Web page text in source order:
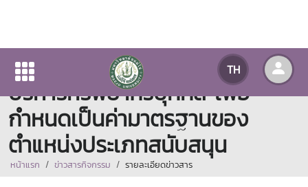
TH
งานสภาพนักงาน ร่วมหารือกอง
บริหารทรัพยากรบุคคล เพื่อ
กำหนดเป็นค่ามาตรฐานของ
ตำแหน่งประเภทสนับสนุน
หน้าแรก ข่าวสารกิจกรรม รายละเอียดข่าวสาร